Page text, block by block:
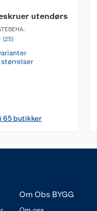
utendørs
(25)
størrelser
65 butikker
Om Obs BYGG